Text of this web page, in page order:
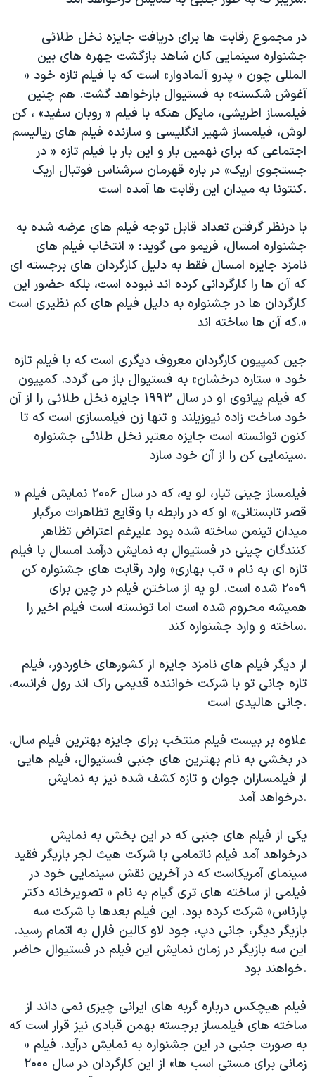
در مجموع رقابت ها برای دریافت جایزه نخل طلائی
جشنواره سینمایی کان شاهد بازگشت چهره های بین
المللی چون « پدرو آلمادوار» است که با فیلم تازه خود «
آغوش شکسته» به فستیوال بازخواهد گشت. هم چنین
فیلمساز اطریشی، مایکل هنکه با فیلم « روبان سفید» ، کن
لوش، فیلمساز شهیر انگلیسی و سازنده فیلم های ریالیسم
اجتماعی که برای نهمین بار و این بار با فیلم تازه « در
جستجوی اریک» در باره قهرمان سرشناس فوتبال اریک
کنتونا به میدان این رقابت ها آمده است.
با درنظر گرفتن تعداد قابل توجه فیلم های عرضه شده به
جشنواره امسال، فریمو می گوید: « انتخاب فیلم های
نامزد جایزه امسال فقط به دلیل کارگردان های برجسته ای
که آن ها را کارگردانی کرده اند نبوده است، بلکه حضور این
کارگردان ها در جشنواره به دلیل فیلم های کم نظیری است
که آن ها ساخته اند.»
جین کمپیون کارگردان معروف دیگری است که با فیلم تازه
خود « ستاره درخشان» به فستیوال باز می گردد. کمپیون
که فیلم پیانوی او در سال ۱۹۹۳ جایزه نخل طلائی را از آن
خود ساخت زاده نیوزیلند و تنها زن فیلمسازی است که تا
کنون توانسته است جایزه معتبر نخل طلائی جشنواره
سینمایی کن را از آن خود سازد.
فیلمساز چینی تبار، لو یه، که در سال ۲۰۰۶ نمایش فیلم «
قصر تابستانی» او که در رابطه با وقایع تظاهرات مرگبار
میدان تینمن ساخته شده بود علیرغم اعتراض تظاهر
کنندگان چینی در فستیوال به نمایش درآمد امسال با فیلم
تازه ای به نام « تب بهاری» وارد رقابت های جشنواره کن
۲۰۰۹ شده است. لو یه از ساختن فیلم در چین برای
همیشه محروم شده است اما تونسته است فیلم اخیر را
ساخته و وارد جشنواره کند.
از دیگر فیلم های نامزد جایزه از کشورهای خاوردور، فیلم
تازه جانی تو با شرکت خواننده قدیمی راک اند رول فرانسه،
جانی هالیدی است.
علاوه بر بیست فیلم منتخب برای جایزه بهترین فیلم سال،
در بخشی به نام بهترین های جنبی فستیوال، فیلم هایی
از فیلمسازان جوان و تازه کشف شده نیز به نمایش
درخواهد آمد.
یکی از فیلم های جنبی که در این بخش به نمایش
درخواهد آمد فیلم ناتمامی با شرکت هیث لجر بازیگر فقید
سینمای آمریکاست که در آخرین نقش سینمایی خود در
فیلمی از ساخته های تری گیام به نام « تصویرخانه دکتر
پارناس» شرکت کرده بود. این فیلم بعدها با شرکت سه
بازیگر دیگر، جانی دپ، جود لاو کالین فارل به اتمام رسید.
این سه بازیگر در زمان نمایش این فیلم در فستیوال حاضر
خواهند بود.
فیلم هیچکس درباره گربه های ایرانی چیزی نمی داند از
ساخته های فیلمساز برجسته بهمن قبادی نیز قرار است که
به صورت جنبی در این جشنواره به نمایش درآید. فیلم «
زمانی برای مستی اسب ها» از این کارگردان در سال ۲۰۰۰